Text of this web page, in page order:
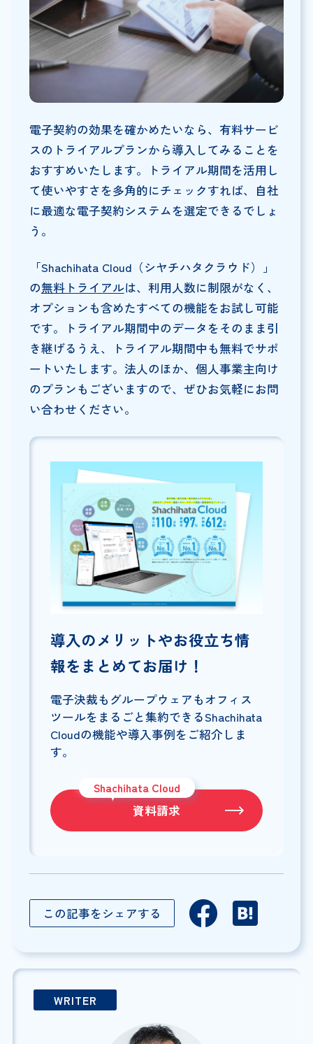
電子契約の効果を確かめたいなら、有料サービ
スのトライアルプランから導入してみることを
おすすめいたします。トライアル期間を活用し
て使いやすさを多角的にチェックすれば、自社
に最適な電子契約システムを選定できるでしょ
う。
「Shachihata Cloud（シヤチハタクラウド）」
の無料トライアルは、利用人数に制限がなく、
オプションも含めたすべての機能をお試し可能
です。トライアル期間中のデータをそのまま引
き継げるうえ、トライアル期間中も無料でサポ
ートいたします。法人のほか、個人事業主向け
のプランもございますので、ぜひお気軽にお問
い合わせください。
導入のメリットやお役立ち情
報をまとめてお届け！
電子決裁もグループウェアもオフィス
ツールをまるごと集約できるShachihata
Cloudの機能や導入事例をご紹介しま
す。
Shachihata Cloud
資料請求
この記事をシェアする
WRITER